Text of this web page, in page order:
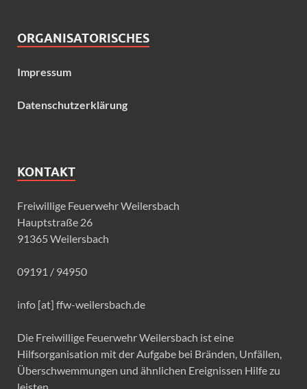
ORGANISATORISCHES
Impressum
Datenschutzerklärung
KONTAKT
Freiwillige Feuerwehr Weilersbach
Hauptstraße 26
91365 Weilersbach
09191 / 94950
info [at] ffw-weilersbach.de
Die Freiwillige Feuerwehr Weilersbach ist eine
Hilfsorganisation mit der Aufgabe bei Bränden, Unfällen,
Überschwemmungen und ähnlichen Ereignissen Hilfe zu